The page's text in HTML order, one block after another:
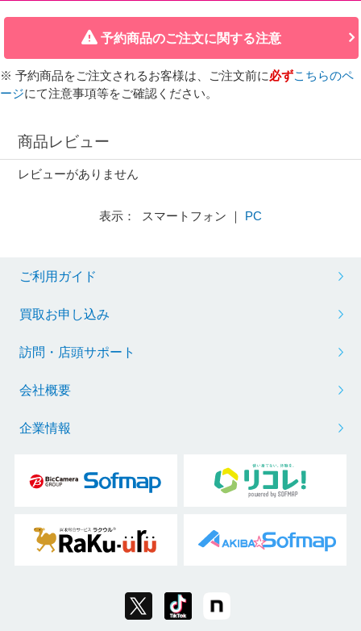
予約商品のご注文に関する注意
※ 予約商品をご注文されるお客様は、ご注文前に必ずこちらのペ
ージにて注意事項等をご確認ください。
商品レビュー
レビューがありません
表示： スマートフォン ｜ PC
ご利用ガイド
買取お申し込み
訪問・店頭サポート
会社概要
企業情報